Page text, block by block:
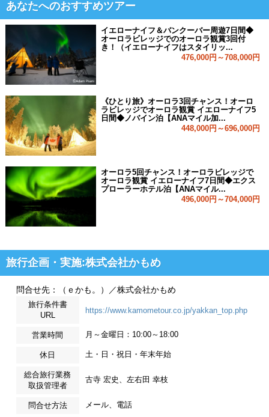
あなたへのおすすめツアー
イエローナイフ＆バンクーバー周遊7日間◆
オーロラビレッジでのオーロラ観賞3回付
き！（イエローナイフはスタイリッ...
476,000円～708,000円
《ひとり旅》オーロラ3回チャンス！オーロ
ラビレッジでオーロラ観賞 イエローナイフ5
日間◆ノバイン泊【ANAマイル加...
448,000円～696,000円
オーロラ5回チャンス！オーロラビレッジで
オーロラ観賞 イエローナイフ7日間◆エクス
プローラーホテル泊【ANAマイル...
496,000円～704,000円
旅行企画・実施:株式会社かもめ
問合せ先：（ｅかも。）／株式会社かもめ
旅行条件書
URL
https://www.kamometour.co.jp/yakkan_top.php
営業時間 月～金曜日：10:00～18:00
休日 土・日・祝日・年末年始
総合旅行業務
取扱管理者
古寺 宏史、左右田 幸枝
問合せ方法 メール、電話